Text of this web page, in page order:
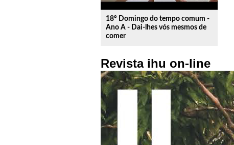
18º Domingo do tempo comum -
Ano A - Dai-lhes vós mesmos de
comer
Revista ihu on-line